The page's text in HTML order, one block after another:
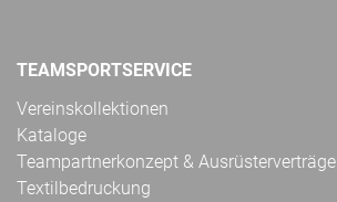
TEAMSPORTSERVICE
Vereinskollektionen
Kataloge
Teampartnerkonzept & Ausrüsterverträge
Textilbedruckung